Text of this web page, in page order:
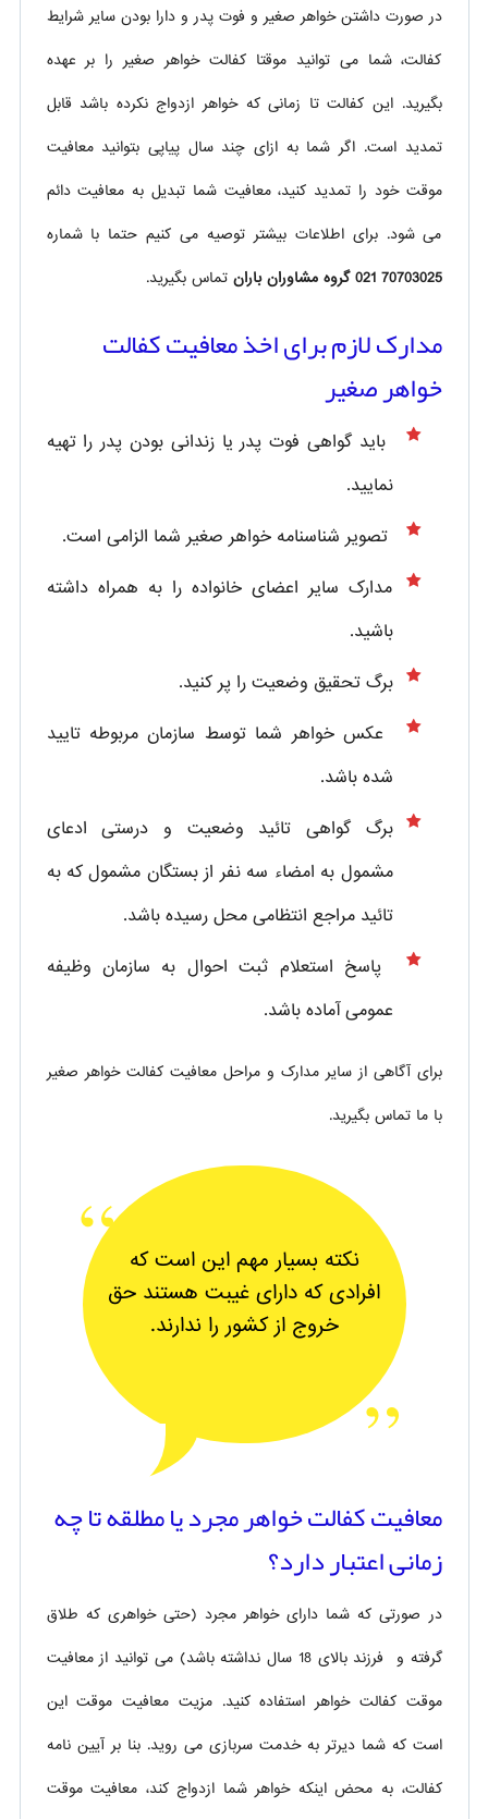
در صورت داشتن خواهر صغیر و فوت پدر و دارا بودن سایر شرایط
کفالت، شما می توانید موقتا کفالت خواهر صغیر را بر عهده
بگیرید. این کفالت تا زمانی که خواهر ازدواج نکرده باشد قابل
تمدید است. اگر شما به ازای چند سال پیاپی بتوانید معافیت
موقت خود را تمدید کنید، معافیت شما تبدیل به معافیت دائم
می شود. برای اطلاعات بیشتر توصیه می کنیم حتما با شماره
70703025 021 گروه مشاوران باران
تماس بگیرید.
مدارک لازم برای اخذ معافیت کفالت
خواهر صغیر
باید گواهی فوت پدر یا زندانی بودن پدر را تهیه
نمایید.
تصویر شناسنامه خواهر صغیر شما الزامی است.
مدارک سایر اعضای خانواده را به همراه داشته
باشید.
برگ تحقیق وضعیت را پر کنید.
عکس خواهر شما توسط سازمان مربوطه تایید
شده باشد.
برگ گواهی تائید وضعیت و درستی ادعای
مشمول به امضاء سه نفر از بستگان مشمول که به
تائید مراجع انتظامی محل رسیده باشد.
پاسخ استعلام ثبت احوال به سازمان وظیفه
عمومی آماده باشد.
برای آگاهی از سایر مدارک و مراحل معافیت کفالت خواهر صغیر
با ما تماس بگیرید.
نکته بسیار مهم این است که
افرادی که دارای غیبت هستند حق
خروج از کشور را ندارند.
معافیت کفالت خواهر مجرد یا مطلقه تا چه
زمانی اعتبار دارد؟
در صورتی که شما دارای خواهر مجرد (حتی خواهری که طلاق
گرفته و فرزند بالای 18 سال نداشته باشد) می توانید از معافیت
موقت کفالت خواهر استفاده کنید. مزیت معافیت موقت این
است که شما دیرتر به خدمت سربازی می روید. بنا بر آیین نامه
کفالت، به محض اینکه خواهر شما ازدواج کند، معافیت موقت